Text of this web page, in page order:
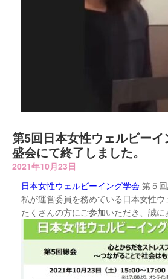
第5回日本女性ウェルビーイ
盛会にて終了しました。
2021年10月23日
日本女性ウェルビーイング学会 第５
私が運営委員を務めている日本女性
たくさんの方にご参加いただき、誠に